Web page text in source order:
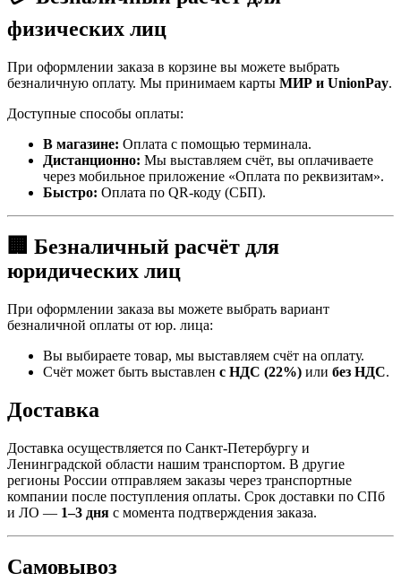
физических лиц
При оформлении заказа в корзине вы можете выбрать
безналичную оплату. Мы принимаем карты МИР и UnionPay.
Доступные способы оплаты:
В магазине: Оплата с помощью терминала.
Дистанционно: Мы выставляем счёт, вы оплачиваете
через мобильное приложение «Оплата по реквизитам».
Быстро: Оплата по QR-коду (СБП).
🏢 Безналичный расчёт для
юридических лиц
При оформлении заказа вы можете выбрать вариант
безналичной оплаты от юр. лица:
Вы выбираете товар, мы выставляем счёт на оплату.
Счёт может быть выставлен с НДС (22%) или без НДС.
Доставка
Доставка осуществляется по Санкт-Петербургу и
Ленинградской области нашим транспортом. В другие
регионы России отправляем заказы через транспортные
компании после поступления оплаты. Срок доставки по СПб
и ЛО — 1–3 дня с момента подтверждения заказа.
Самовывоз